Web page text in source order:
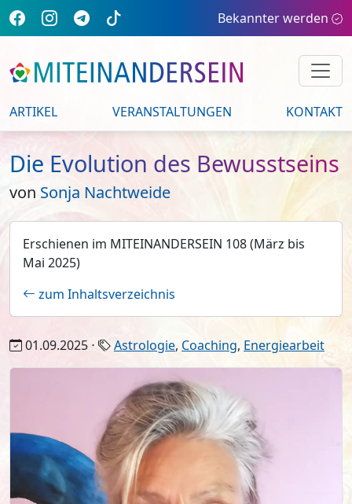
Bekannter werden
ARTIKEL VERANSTALTUNGEN KONTAKT
Die Evolution des Bewusstseins
von Sonja Nachtweide
Erschienen im MITEINANDERSEIN 108 (März bis
Mai 2025)
zum Inhaltsverzeichnis
01.09.2025 ⋅ Astrologie, Coaching, Energiearbeit